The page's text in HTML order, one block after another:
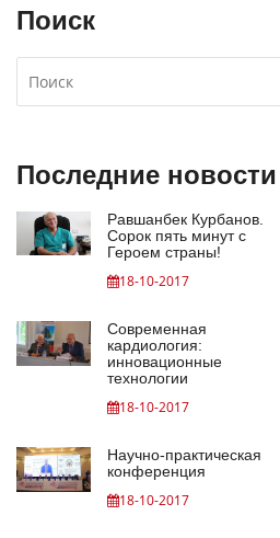
Поиск
Последние новости
Равшанбек Курбанов.
Сорок пять минут с
Героем страны!
18-10-2017
Современная
кардиология:
инновационные
технологии
18-10-2017
Научно-практическая
конференция
18-10-2017